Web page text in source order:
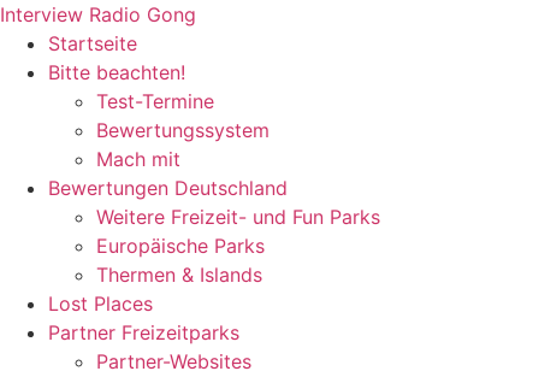
Zum
Inhalt
wechseln
Interview Radio Gong
Startseite
Bitte beachten!
Test-Termine
Bewertungssystem
Mach mit
Bewertungen Deutschland
Weitere Freizeit- und Fun Parks
Europäische Parks
Thermen & Islands
Lost Places
Partner Freizeitparks
Partner-Websites